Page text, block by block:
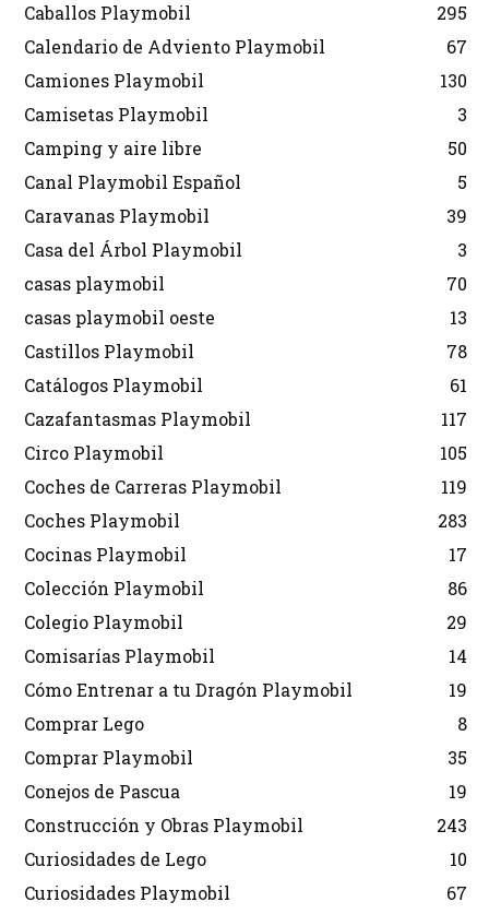
Caballos Playmobil
295
Calendario de Adviento Playmobil
67
Camiones Playmobil
130
Camisetas Playmobil
3
Camping y aire libre
50
Canal Playmobil Español
5
Caravanas Playmobil
39
Casa del Árbol Playmobil
3
casas playmobil
70
casas playmobil oeste
13
Castillos Playmobil
78
Catálogos Playmobil
61
Cazafantasmas Playmobil
117
Circo Playmobil
105
Coches de Carreras Playmobil
119
Coches Playmobil
283
Cocinas Playmobil
17
Colección Playmobil
86
Colegio Playmobil
29
Comisarías Playmobil
14
Cómo Entrenar a tu Dragón Playmobil
19
Comprar Lego
8
Comprar Playmobil
35
Conejos de Pascua
19
Construcción y Obras Playmobil
243
Curiosidades de Lego
10
Curiosidades Playmobil
67